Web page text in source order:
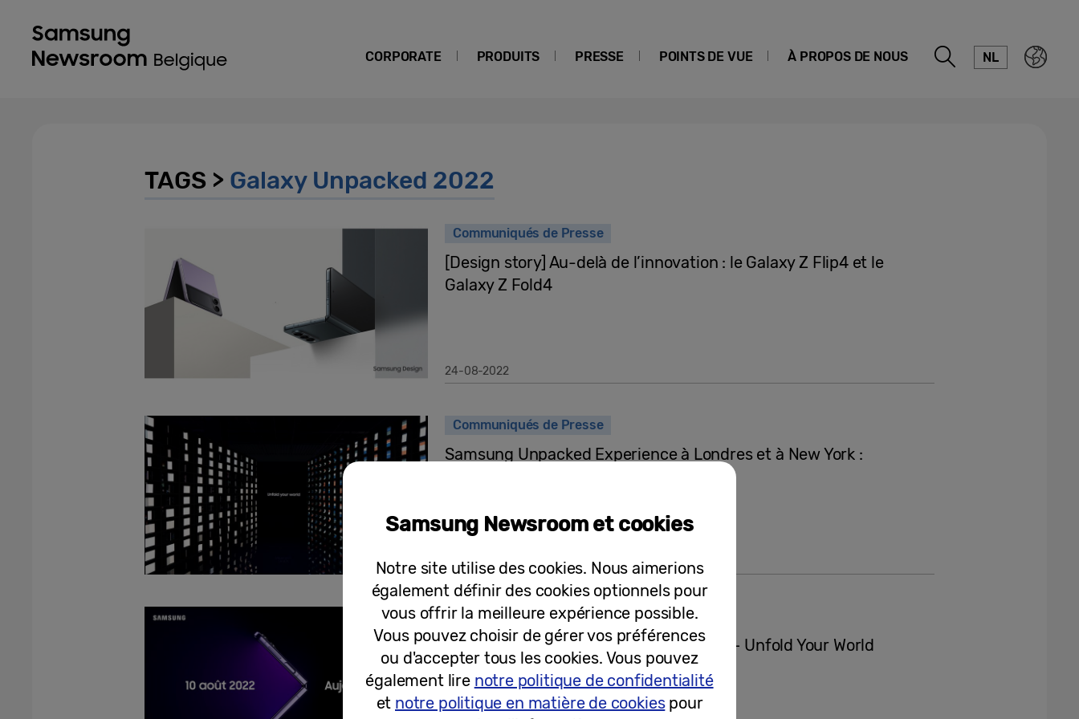
CORPORATE PRODUITS PRESSE POINTS DE VUE À PROPOS DE NOUS NL
TAGS > Galaxy Unpacked 2022
Communiqués de Presse
[Design story] Au-delà de l’innovation : le Galaxy Z Flip4 et le
Galaxy Z Fold4
24-08-2022
Communiqués de Presse
Samsung Unpacked Experience à Londres et à New York :
11-08-2022
Communiqués de Presse
Invitation: Galaxy Unpacked août 2022 – Unfold Your World
Samsung Newsroom et cookies
Notre site utilise des cookies. Nous aimerions
également définir des cookies optionnels pour
vous offrir la meilleure expérience possible.
Vous pouvez choisir de gérer vos préférences
ou d'accepter tous les cookies. Vous pouvez
également lire notre politique de confidentialité
et notre politique en matière de cookiespour